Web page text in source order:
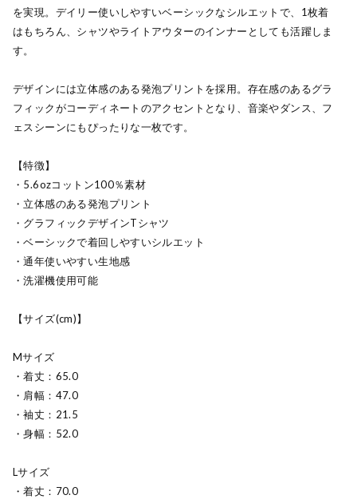
を実現。デイリー使いしやすいベーシックなシルエットで、1枚着
はもちろん、シャツやライトアウターのインナーとしても活躍しま
す。
デザインには立体感のある発泡プリントを採用。存在感のあるグラ
フィックがコーディネートのアクセントとなり、音楽やダンス、フ
ェスシーンにもぴったりな一枚です。
【特徴】
・5.6ozコットン100％素材
・立体感のある発泡プリント
・グラフィックデザインTシャツ
・ベーシックで着回しやすいシルエット
・通年使いやすい生地感
・洗濯機使用可能
【サイズ(cm)】
Mサイズ
・着丈：65.0
・肩幅：47.0
・袖丈：21.5
・身幅：52.0
Lサイズ
・着丈：70.0